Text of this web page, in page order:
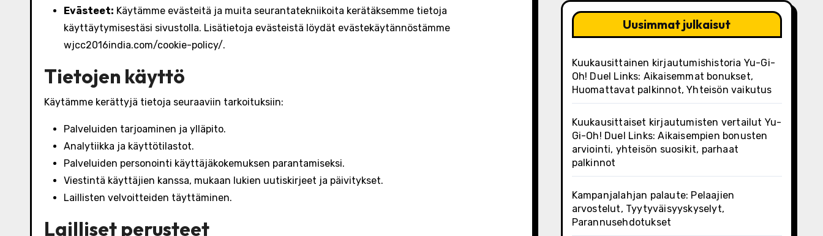
Evästeet: Käytämme evästeitä ja muita seurantatekniikoita kerätäksemme tietoja
käyttäytymisestäsi sivustolla. Lisätietoja evästeistä löydät evästekäytännöstämme
wjcc2016india.com/cookie-policy/.
Tietojen käyttö
Käytämme kerättyjä tietoja seuraaviin tarkoituksiin:
Palveluiden tarjoaminen ja ylläpito.
Analytiikka ja käyttötilastot.
Palveluiden personointi käyttäjäkokemuksen parantamiseksi.
Viestintä käyttäjien kanssa, mukaan lukien uutiskirjeet ja päivitykset.
Laillisten velvoitteiden täyttäminen.
Lailliset perusteet
Uusimmat julkaisut
Kuukausittainen kirjautumishistoria Yu-Gi-
Oh! Duel Links: Aikaisemmat bonukset,
Huomattavat palkinnot, Yhteisön vaikutus
Kuukausittaiset kirjautumisten vertailut Yu-
Gi-Oh! Duel Links: Aikaisempien bonusten
arviointi, yhteisön suosikit, parhaat
palkinnot
Kampanjalahjan palaute: Pelaajien
arvostelut, Tyytyväisyyskyselyt,
Parannusehdotukset